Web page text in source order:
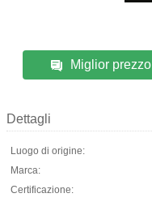
Miglior prezzo
Dettagli
Luogo di origine:
Marca:
Certificazione: